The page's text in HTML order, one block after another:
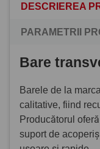
DESCRIEREA
PARAMETRII
Bare
Barele de la
calitative, fiind
Producătorul
suport de